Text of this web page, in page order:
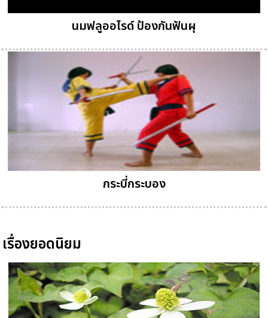
นมฟลูออไรด์ ป้องกันฟันผุ
กระบี่กระบอง
เรื่องยอดนิยม